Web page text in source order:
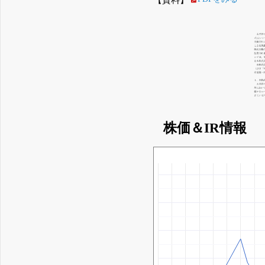
株価＆IR情報